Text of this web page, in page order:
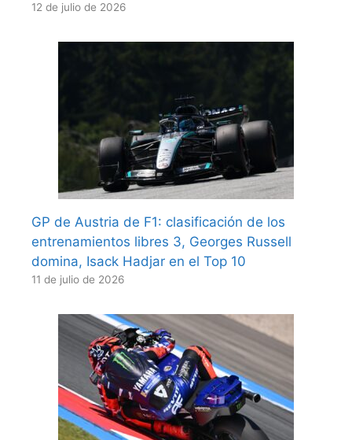
12 de julio de 2026
GP de Austria de F1: clasificación de los
entrenamientos libres 3, Georges Russell
domina, Isack Hadjar en el Top 10
11 de julio de 2026